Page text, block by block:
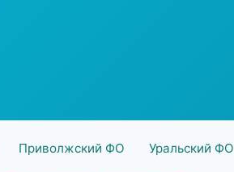
Приволжский ФО Уральский ФО